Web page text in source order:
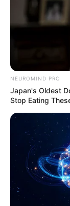
29
NEUROMIND PRO
Japan's Oldest
Stop Eating